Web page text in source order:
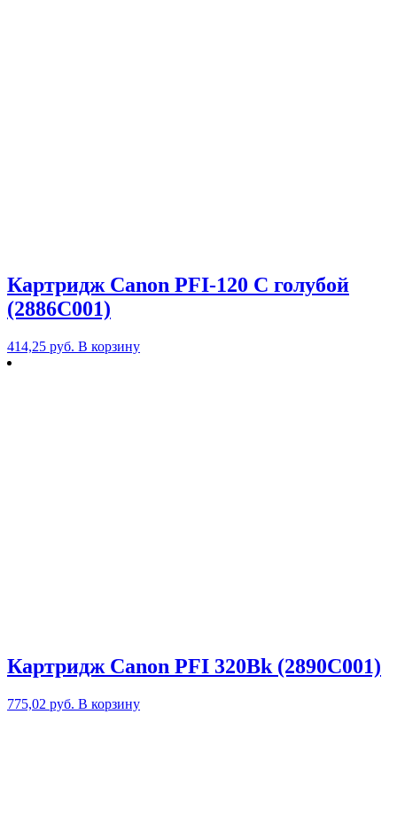
Картридж Canon PFI-120 C голубой
(2886C001)
414,25 руб. В корзину
Картридж Canon PFI 320Bk (2890C001)
775,02 руб. В корзину